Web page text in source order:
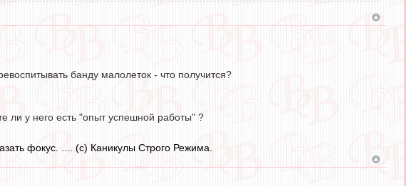
банду малолеток - что получится?
ли у него есть "опыт успешной работы" ?
фокус. .... (c) Каникулы Строго Режима.